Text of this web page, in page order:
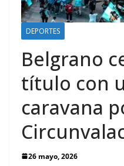
DEPORTES
Belgrano
título con
caravana
26 mayo, 2026